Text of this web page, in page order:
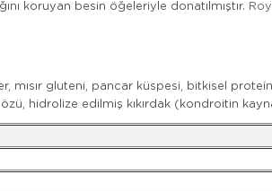
koruyan besin öğeleriyle donatılmıştır.
gluteni, pancar küspesi, bitkisel protein
hidrolize edilmiş kıkırdak (kondroitin